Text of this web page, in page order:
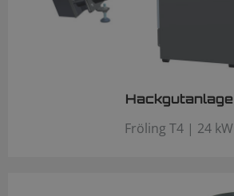
Hackgutanlage
Fröling T4 | 24 kW